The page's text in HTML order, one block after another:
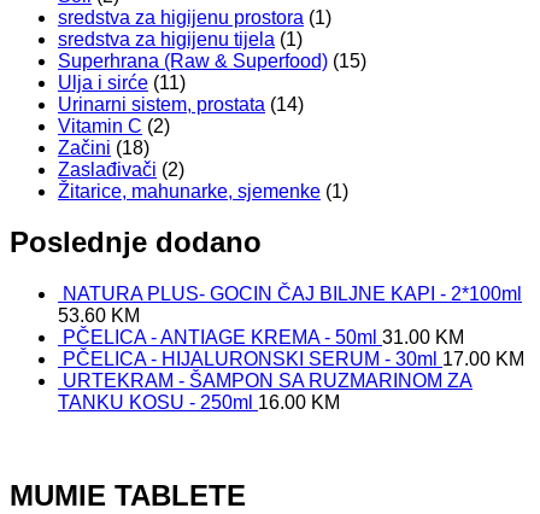
sredstva za higijenu prostora (1)
sredstva za higijenu tijela (1)
Superhrana (Raw & Superfood) (15)
Ulja i sirće (11)
Urinarni sistem, prostata (14)
Vitamin C (2)
Začini (18)
Zaslađivači (2)
Žitarice, mahunarke, sjemenke (1)
Poslednje dodano
NATURA PLUS- GOCIN ČAJ BILJNE KAPI - 2*100ml
53.60 KM
PČELICA - ANTIAGE KREMA - 50ml 31.00 KM
PČELICA - HIJALURONSKI SERUM - 30ml 17.00 KM
URTEKRAM - ŠAMPON SA RUZMARINOM ZA
TANKU KOSU - 250ml 16.00 KM
MUMIE TABLETE